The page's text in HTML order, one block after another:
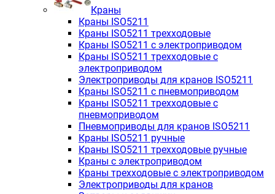
Краны
Краны ISO5211
Краны ISO5211 трехходовые
Краны ISO5211 с электроприводом
Краны ISO5211 трехходовые с
электроприводом
Электроприводы для кранов ISO5211
Краны ISO5211 с пневмоприводом
Краны ISO5211 трехходовые с
пневмоприводом
Пневмоприводы для кранов ISO5211
Краны ISO5211 ручные
Краны ISO5211 трехходовые ручные
Краны с электроприводом
Краны трехходовые с электроприводом
Электроприводы для кранов